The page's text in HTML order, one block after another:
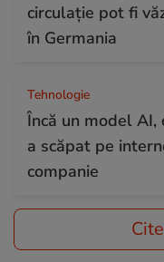
circulație pot fi
în Germania
Tehnologie
Încă un model
a scăpat pe
companie